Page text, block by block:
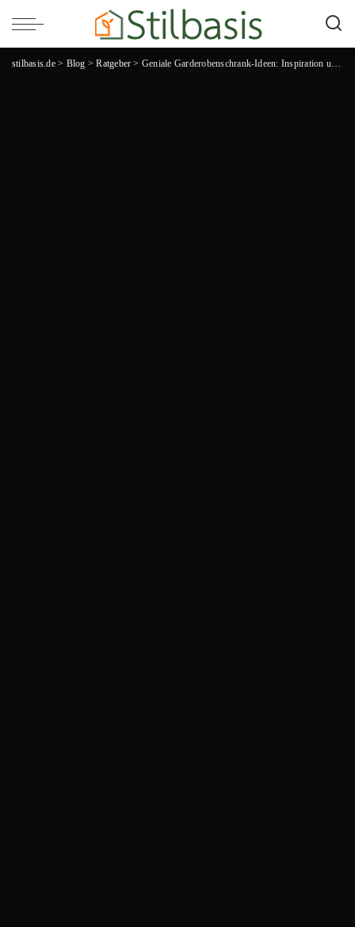
stilbasis.de> Blog >Ratgeber > Geniale Garderobenschrank-Ideen: Inspiration und Tipps für den perfekten IKEA Garderobenschrank